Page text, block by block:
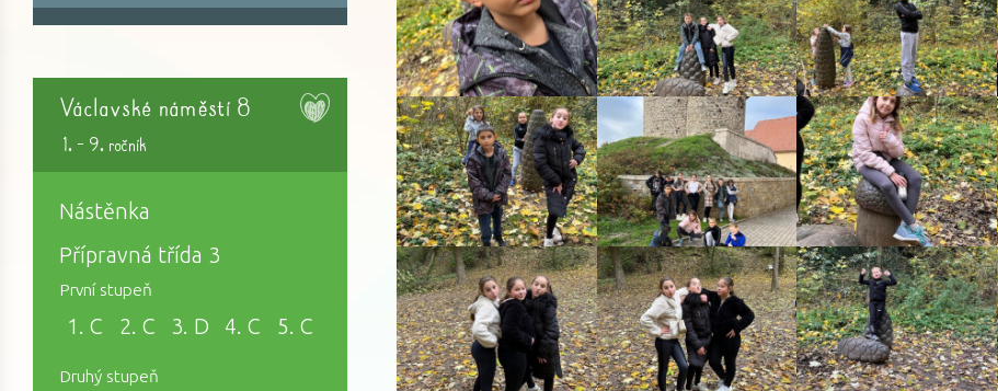
Václavské náměstí 8
1. - 9. ročník
Nástěnka
Přípravná třída 3
První stupeň
1. C 2. C 3. D 4. C 5. C
Druhý stupeň